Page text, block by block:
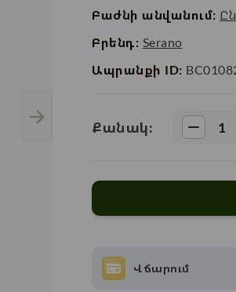
Բաժնի անվանում:
Բրենդ: Serano
Ապրանքի ID:
Քանակ:
Վճարում